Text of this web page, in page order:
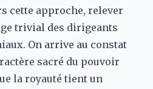
cette approche, relever
trivial des dirigeants
On arrive au constat
sacré du pouvoir
la royauté tient un